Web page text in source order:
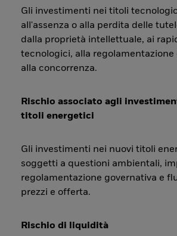
Gli investimenti nei titoli
all'assenza o alla perdita delle
dalla proprietà intellettuale, ai
tecnologici, alla regolamentazione
alla concorrenza.
Rischio associato agli
titoli energetici
Gli investimenti nei nuovi titoli
soggetti a questioni ambientali,
regolamentazione governativa e
prezzi e offerta.
Rischio di liquidità